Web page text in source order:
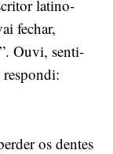
latino-
fechar,
Ouvi, senti-
os dentes